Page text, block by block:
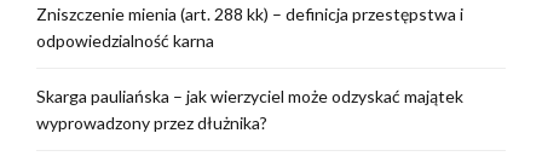
Zniszczenie mienia (art. 288 kk) – definicja przestępstwa i
odpowiedzialność karna
Skarga pauliańska – jak wierzyciel może odzyskać majątek
wyprowadzony przez dłużnika?